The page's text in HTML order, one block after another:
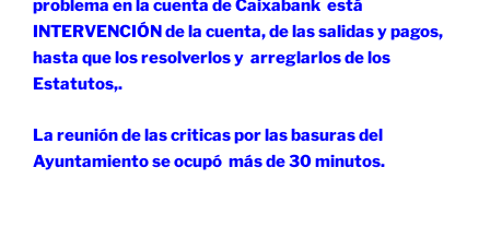
problema en la cuenta de Caixabank está
INTERVENCIÓN de la cuenta, de las salidas y pagos,
hasta que los resolverlos y arreglarlos de los
Estatutos,.
La reunión de las criticas por las basuras del
Ayuntamiento se ocupó más de 30 minutos.